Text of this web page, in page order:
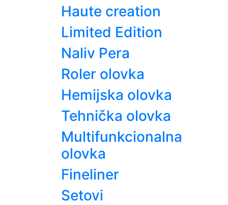
Haute creation
Limited Edition
Naliv Pera
Roler olovka
Hemijska olovka
Tehnička olovka
Multifunkcionalna
olovka
Fineliner
Setovi